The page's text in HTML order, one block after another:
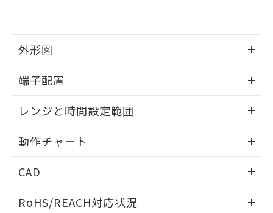
外形図
外形図
端子配置
端子配置
レンジと時間設定範囲
レンジと時間設定範囲
動作チャート
動作チャート
CAD
ドすることができます。
RoHS/REACH対応状況
をご了承ください。
の共同利用に関して"
の「1.共同利
EU RoHS指令（10物質）の非含有証明書
51物質の非含有証明書（当社基準）
るもので、過去に遡って非含有を証明する
ものではありません。
また、RoHS指令のフタル酸エステル類４
荷製品に未対応品が混在することから備考
欄に対応日を記載しておりました。
既に当社にて対応品への在庫切替を完了
り、2022年1月12日より割愛しておりま
す。